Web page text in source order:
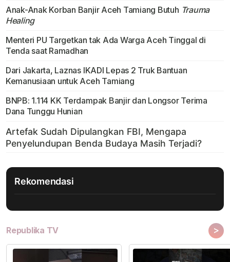
Anak-Anak Korban Banjir Aceh Tamiang Butuh Trauma
Healing
Menteri PU Targetkan tak Ada Warga Aceh Tinggal di
Tenda saat Ramadhan
Dari Jakarta, Laznas IKADI Lepas 2 Truk Bantuan
Kemanusiaan untuk Aceh Tamiang
BNPB: 1.114 KK Terdampak Banjir dan Longsor Terima
Dana Tunggu Hunian
Rekomendasi
Republika TV >